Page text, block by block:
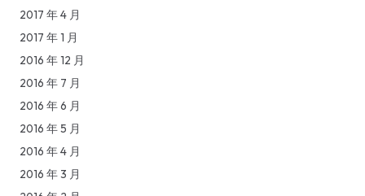
2017 年 4 月
2017 年 1 月
2016 年 12 月
2016 年 7 月
2016 年 6 月
2016 年 5 月
2016 年 4 月
2016 年 3 月